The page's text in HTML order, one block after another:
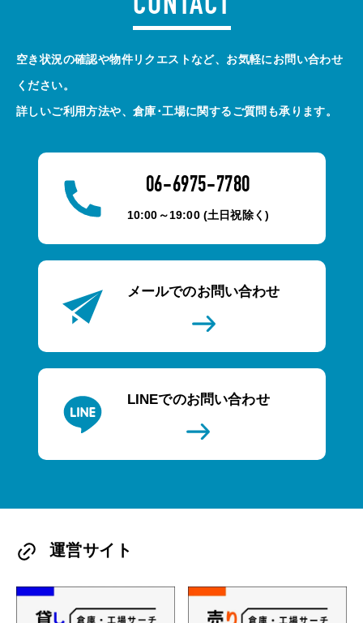
CONTACT
空き状況の確認や物件リクエストなど、お気軽にお問い合わせ
ください。
詳しいご利用方法や、倉庫･工場に関するご質問も承ります。
06-6975-7780
10:00～19:00 (土日祝除く)
メールでのお問い合わせ
LINEでのお問い合わせ
運営サイト